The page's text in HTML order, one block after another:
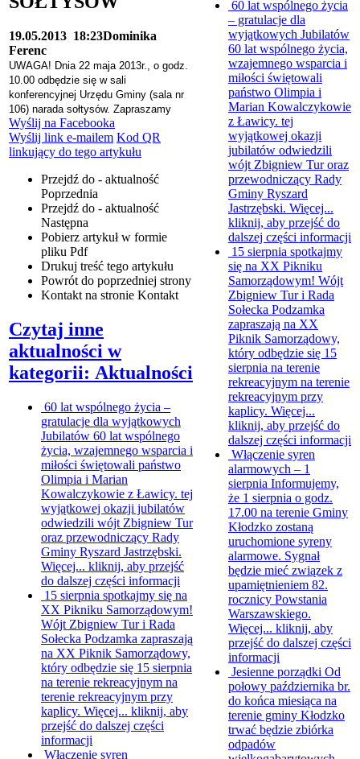
19.05.2013 18:23Dominika
Ferenc
UWAGA! Dnia 22 maja 2013r., o godz.
10.00 odbędzie się w sali
konferencyjnej Urzędu Gminy (sala nr
106) narada sołtysów. Zapraszamy
Wyślij na Facebooka
Wyślij link e-mailem Kod QR
linkujący do tego artykułu
Przejdź do - aktualność
Poprzednia
Przejdź do - aktualność
Następna
Pobierz artykuł w formie
pliku Pdf
Drukuj treść tego artykułu
Powrót do poprzedniej strony
Kontakt na stronie Kontakt
Czytaj inne
aktualności w
kategorii: Aktualności
60 lat wspólnego życia –
gratulacje dla wyjątkowych
Jubilatów 60 lat wspólnego
życia, wzajemnego wsparcia i
miłości świętowali państwo
Olimpia i Marian
Kowalczykowie z Ławicy. tej
wyjątkowej okazji jubilatów
odwiedzili wójt Zbigniew Tur
oraz przewodniczący Rady
Gminy Ryszard Jastrzębski.
Więcej... kliknij, aby przejść
do dalszej części informacji
15 sierpnia spotkajmy się na
XX Pikniku Samorządowym!
Wójt Zbigniew Tur i Rada
Sołecka Podzamka zapraszają
na XX Piknik Samorządowy,
który odbędzie się 15 sierpnia
na terenie rekreacyjnym na
terenie rekreacyjnym przy
kaplicy. Więcej... kliknij, aby
przejść do dalszej części
informacji
Włączenie syren
60 lat wspólnego życia
– gratulacje dla
wyjątkowych Jubilatów
60 lat wspólnego życia,
wzajemnego wsparcia i
miłości świętowali
państwo Olimpia i
Marian Kowalczykowie
z Ławicy. tej
wyjątkowej okazji
jubilatów odwiedzili
wójt Zbigniew Tur oraz
przewodniczący Rady
Gminy Ryszard
Jastrzębski. Więcej...
kliknij, aby przejść do
dalszej części informacji
15 sierpnia spotkajmy
się na XX Pikniku
Samorządowym! Wójt
Zbigniew Tur i Rada
Sołecka Podzamka
zapraszają na XX
Piknik Samorządowy,
który odbędzie się 15
sierpnia na terenie
rekreacyjnym na terenie
rekreacyjnym przy
kaplicy. Więcej...
kliknij, aby przejść do
dalszej części informacji
Włączenie syren
alarmowych – 1
sierpnia Informujemy,
że 1 sierpnia o godz.
17.00 na terenie Gminy
Kłodzko zostaną
uruchomione syreny
alarmowe. Sygnał
będzie mieć związek z
upamiętnieniem 82.
rocznicy Powstania
Warszawskiego.
Więcej... kliknij, aby
przejść do dalszej części
informacji
Jesienne porządki Od
połowy października br.
do końca miesiąca na
terenie gminy Kłodzko
trwać będzie zbiórka
odpadów